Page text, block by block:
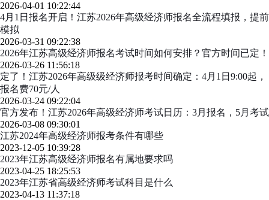
2026-04-01 10:22:44
4月1日报名开启！江苏2026年高级经济师报名全流程填报，提前
模拟
2026-03-31 09:22:38
2026年江苏高级经济师报名考试时间如何安排？官方时间已定！
2026-03-26 11:56:18
定了！江苏2026年高级级经济师报考时间确定：4月1日9:00起，
报名费70元/人
2026-03-24 09:22:04
官方发布！江苏2026年高级经济师考试日历：3月报名，5月考试
2026-03-08 09:30:01
江苏2024年高级经济师报考条件有哪些
2023-12-05 10:39:28
2023年江苏高级经济师报名有属地要求吗
2023-04-25 18:25:53
2023年江苏省高级经济师考试科目是什么
2023-04-13 11:37:18